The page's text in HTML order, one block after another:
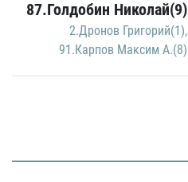
87.Голдобин Николай(9)
2.Дронов Григорий(1),
91.Карпов Максим А.(8)